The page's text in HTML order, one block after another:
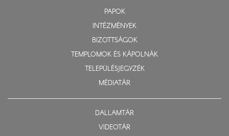
PAPOK
INTÉZMÉNYEK
BIZOTTSÁGOK
TEMPLOMOK ÉS KÁPOLNÁK
TELEPÜLÉSJEGYZÉK
MÉDIATÁR
DALLAMTÁR
VIDEOTÁR